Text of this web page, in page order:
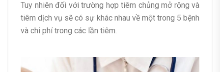
Tuy nhiên đối với trường hợp tiêm chủng mở rộng và
tiêm dịch vụ sẽ có sự khác nhau về một trong 5 bệnh
và chi phí trong các lần tiêm.